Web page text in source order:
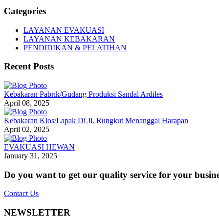
Categories
LAYANAN EVAKUASI
LAYANAN KEBAKARAN
PENDIDIKAN & PELATIHAN
Recent Posts
Kebakaran Pabrik/Gudang Produksi Sandal Ardiles
April 08, 2025
Kebakaran Kios/Lapak Di Jl. Rungkut Menanggal Harapan
April 02, 2025
EVAKUASI HEWAN
January 31, 2025
Do you want to get our quality service for your
Contact Us
NEWSLETTER